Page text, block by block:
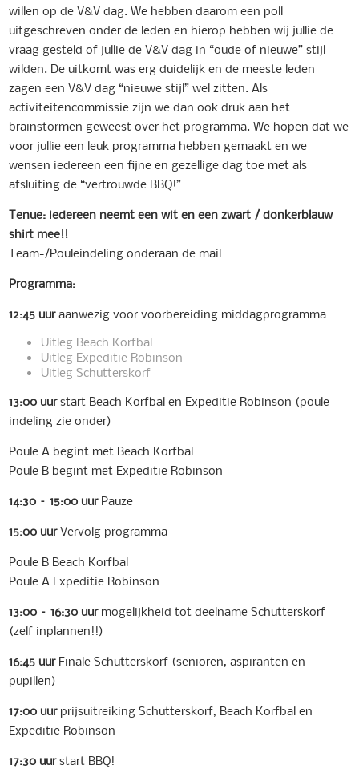
willen op de V&V dag. We hebben daarom een poll
uitgeschreven onder de leden en hierop hebben wij jullie de
vraag gesteld of jullie de V&V dag in “oude of nieuwe” stijl
wilden. De uitkomt was erg duidelijk en de meeste leden
zagen een V&V dag “nieuwe stijl” wel zitten. Als
activiteitencommissie zijn we dan ook druk aan het
brainstormen geweest over het programma. We hopen dat we
voor jullie een leuk programma hebben gemaakt en we
wensen iedereen een fijne en gezellige dag toe met als
afsluiting de “vertrouwde BBQ!”
Tenue: iedereen neemt een wit en een zwart / donkerblauw
shirt mee!!
Team-/Pouleindeling onderaan de mail
Programma:
12:45 uuraanwezig voor voorbereiding middagprogramma
Uitleg Beach Korfbal
Uitleg Expeditie Robinson
Uitleg Schutterskorf
13:00 uurstart Beach Korfbal en Expeditie Robinson (poule
indeling zie onder)
Poule A begint met Beach Korfbal
Poule B begint met Expeditie Robinson
14:30 –15:00 uurPauze
15:00 uurVervolg programma
Poule B Beach Korfbal
Poule A Expeditie Robinson
13:00 –16:30 uurmogelijkheid tot deelname Schutterskorf
(zelf inplannen!!)
16:45 uurFinale Schutterskorf (senioren, aspiranten en
pupillen)
17:00 uurprijsuitreiking Schutterskorf, Beach Korfbal en
Expeditie Robinson
17:30 uurstart BBQ!